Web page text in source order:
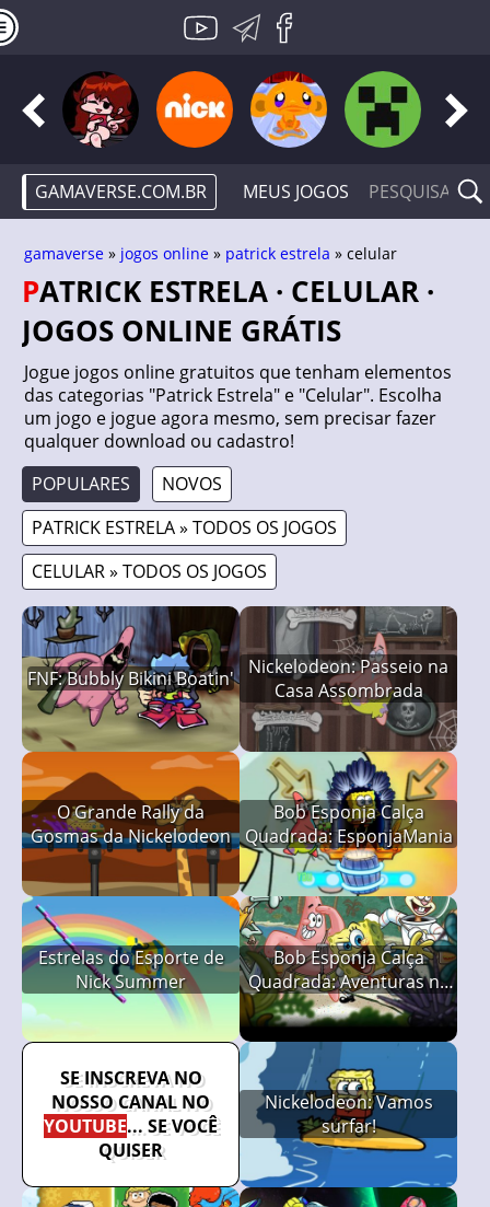
GAMAVERSE.COM.BR MEUS JOGOS
gamaverse » jogos online » patrick estrela » celular
PATRICK ESTRELA · CELULAR ·
JOGOS ONLINE GRÁTIS
Jogue jogos online gratuitos que tenham elementos
das categorias "Patrick Estrela" e "Celular". Escolha
um jogo e jogue agora mesmo, sem precisar fazer
qualquer download ou cadastro!
POPULARES
NOVOS
PATRICK ESTRELA » TODOS OS JOGOS
CELULAR » TODOS OS JOGOS
FNF: Bubbly Bikini Boatin'
Nickelodeon: Passeio na
Casa Assombrada
O Grande Rally da
Gosmas da Nickelodeon
Bob Esponja Calça
Quadrada: EsponjaMania
Estrelas do Esporte de
Nick Summer
Bob Esponja Calça
Quadrada: Aventuras na
Ilha dos Monstros
SE INSCREVA NO
NOSSO CANAL NO
YOUTUBE... SE VOCÊ
QUISER
Nickelodeon: Vamos
surfar!